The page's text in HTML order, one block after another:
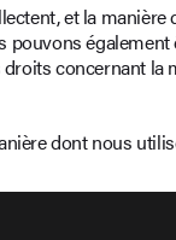
et la
pouvons
concernant
dont nous